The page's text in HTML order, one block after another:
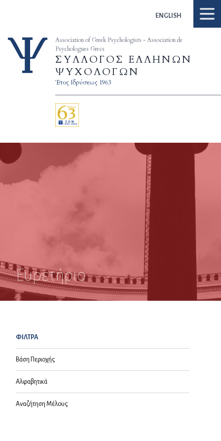
ENGLISH
Association of Greek Psychologists - Association de
Psychologues Grecs
ΣΥΛΛΟΓΟΣ ΕΛΛΗΝΩΝ
ΨΥΧΟΛΟΓΩΝ
Έτος Ιδρύσεως 1963
Ευρετήριο
ΦΙΛΤΡΑ
Βάση Περιοχής
Αλφαβητικά
Αναζήτηση Μέλους